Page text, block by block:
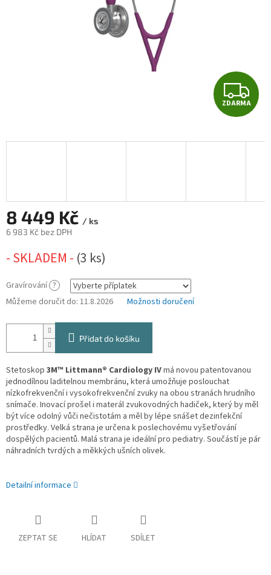
Z
D
A
ZDARMA
8 449 Kč / ks
6 983 Kč bez DPH
cena:
- SKLADEM - (3 ks)
Gravírování ?
Můžeme doručit do: 11.8.2026 Možnosti doručení
Přidat do košíku
Stetoskop 3M™ Littmann® Cardiology IVmá novou patentovanou
jednodílnou laditelnou membránu, která umožňuje poslouchat
nízkofrekvenční i vysokofrekvenční zvuky na obou stranách hrudního
snímače. Inovací prošel i materál zvukovodných hadiček, který by měl
být více odolný vůči nečistotám a měl by lépe snášet dezinfekční
prostředky. Velká strana je určena k poslechovému vyšetřování
dospělých pacientů. Malá strana je ideální pro pediatry. Součástí je pár
náhradních tvrdých a měkkých ušních olivek.
Detailní informace
ZEPTAT SE HLÍDAT SDÍLET